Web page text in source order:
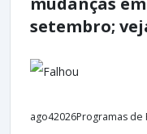
setembro;
ago42026Programas